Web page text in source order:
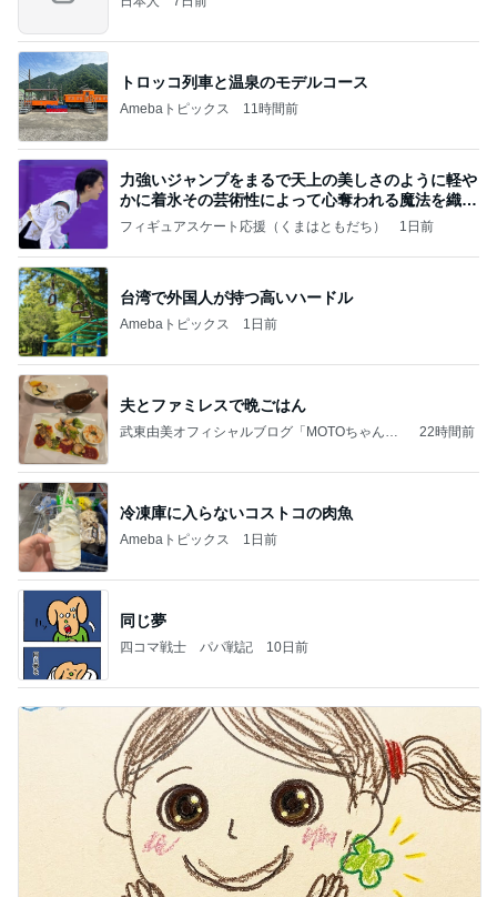
トロッコ列車と温泉のモデルコース
Amebaトピックス 11時間前
力強いジャンプをまるで天上の美しさのように軽や
かに着氷その芸術性によって心奪われる魔法を織り
なす
フィギュアスケート応援（くまはともだち） 1日前
台湾で外国人が持つ高いハードル
Amebaトピックス 1日前
夫とファミレスで晩ごはん
武東由美オフィシャルブログ「MOTOちゃんと
22時間前
冷凍庫に入らないコストコの肉魚
Amebaトピックス 1日前
同じ夢
四コマ戦士 パパ戦記 10日前